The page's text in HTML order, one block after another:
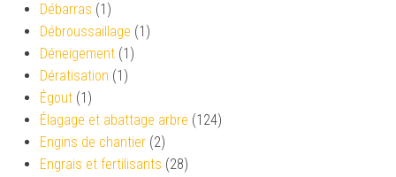
Débarras (1)
Débroussaillage (1)
Déneigement (1)
Dératisation (1)
Égout (1)
Élagage et abattage arbre (124)
Engins de chantier (2)
Engrais et fertilisants (28)